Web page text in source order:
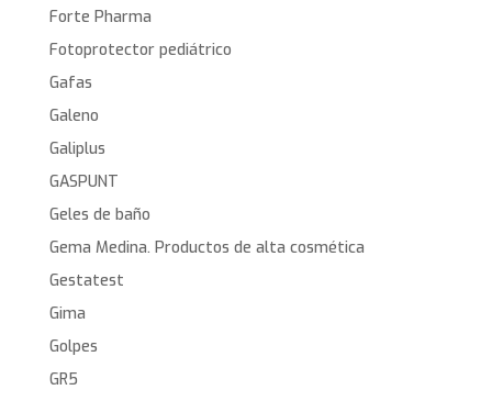
Forte Pharma
Fotoprotector pediátrico
Gafas
Galeno
Galiplus
GASPUNT
Geles de baño
Gema Medina. Productos de alta cosmética
Gestatest
Gima
Golpes
GR5